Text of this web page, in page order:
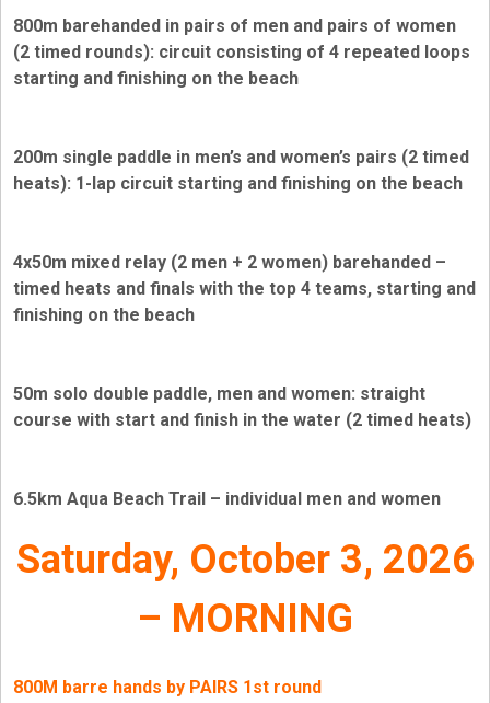
800m barehanded in pairs of men and pairs of women
(2 timed rounds): circuit consisting of 4 repeated loops
starting and finishing on the beach
200m single paddle in men’s and women’s pairs (2 timed
heats): 1-lap circuit starting and finishing on the beach
4x50m mixed relay (2 men + 2 women) barehanded –
timed heats and finals with the top 4 teams, starting and
finishing on the beach
50m solo double paddle, men and women: straight
course with start and finish in the water (2 timed heats)
6.5km Aqua Beach Trail – individual men and women
Saturday, October 3, 2026
– MORNING
800M barre hands by PAIRS 1st round